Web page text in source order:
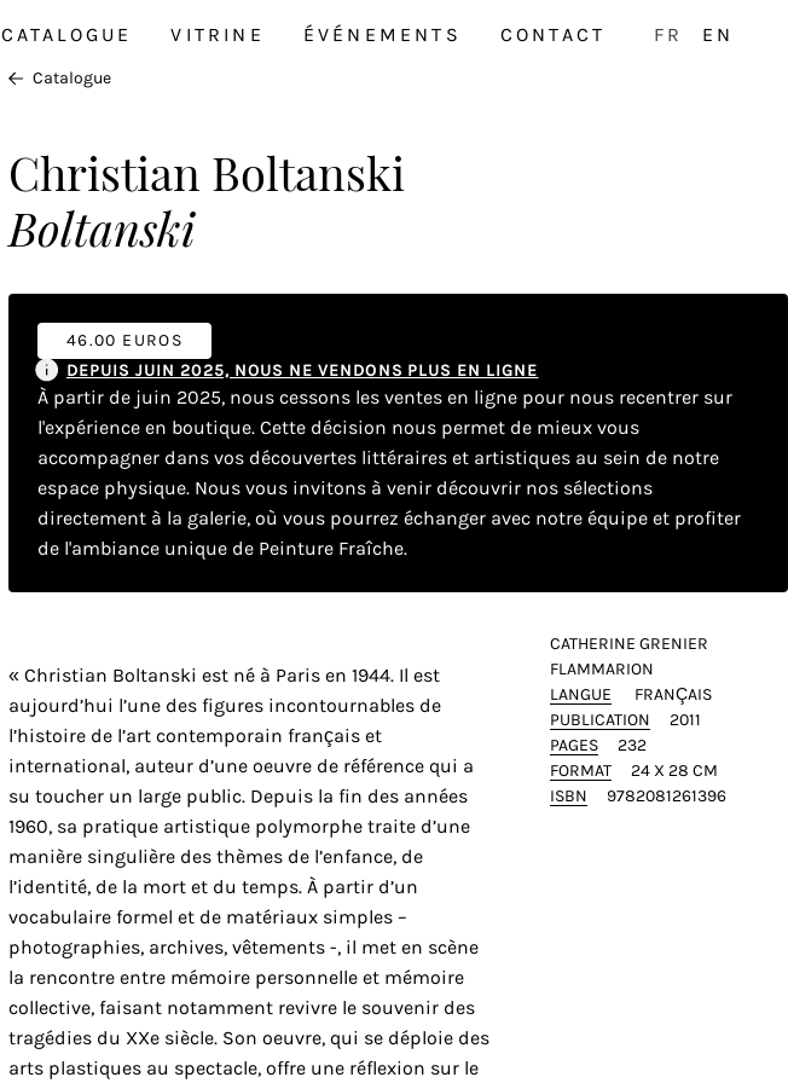
CATALOGUE VITRINE ÉVÉNEMENTS CONTACT FR EN
Catalogue
Christian Boltanski
Boltanski
46.00 EUROS
DEPUIS JUIN 2025, NOUS NE VENDONS PLUS EN LIGNE
À partir de juin 2025, nous cessons les ventes en ligne pour nous recentrer sur
l'expérience en boutique. Cette décision nous permet de mieux vous
accompagner dans vos découvertes littéraires et artistiques au sein de notre
espace physique. Nous vous invitons à venir découvrir nos sélections
directement à la galerie, où vous pourrez échanger avec notre équipe et profiter
de l'ambiance unique de Peinture Fraîche.
« Christian Boltanski est né à Paris en 1944. Il est
aujourd’hui l’une des figures incontournables de
l’histoire de l’art contemporain français et
international, auteur d’une oeuvre de référence qui a
su toucher un large public. Depuis la fin des années
1960, sa pratique artistique polymorphe traite d’une
manière singulière des thèmes de l’enfance, de
l’identité, de la mort et du temps. À partir d’un
vocabulaire formel et de matériaux simples –
photographies, archives, vêtements -, il met en scène
la rencontre entre mémoire personnelle et mémoire
collective, faisant notamment revivre le souvenir des
tragédies du XXe siècle. Son oeuvre, qui se déploie des
arts plastiques au spectacle, offre une réflexion sur le
CATHERINE GRENIER
FLAMMARION
LANGUE
FRANÇAIS
PUBLICATION
2011
PAGES
232
FORMAT
24 X 28 CM
ISBN
9782081261396